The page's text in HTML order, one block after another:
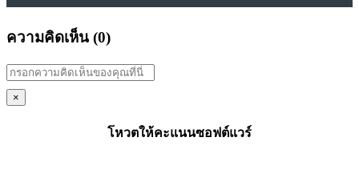
ความคิดเห็น (0)
×
โหวตให้คะแนนซอฟต์แวร์